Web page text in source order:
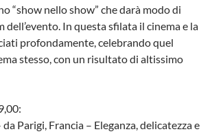
“show nello show” che darà modo di
In questa sfilata il cinema e la
profondamente, celebrando quel
stesso, con un risultato di altissimo
Parigi, Francia – Eleganza, delicatezza e